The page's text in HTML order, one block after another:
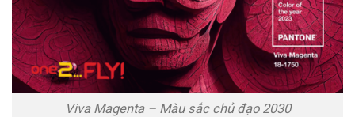
Viva Magenta – Màu sắc chủ đạo 2030